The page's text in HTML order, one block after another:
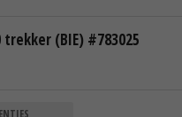
trekker (BIE) #783025